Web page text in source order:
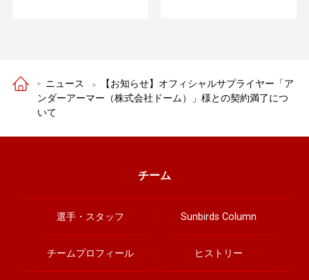
ニュース
【お知らせ】オフィシャルサプライヤー「ア
ンダーアーマー（株式会社ドーム）」様との契約満了につ
いて
チーム
選手・スタッフ Sunbirds Column
チームプロフィール ヒストリー